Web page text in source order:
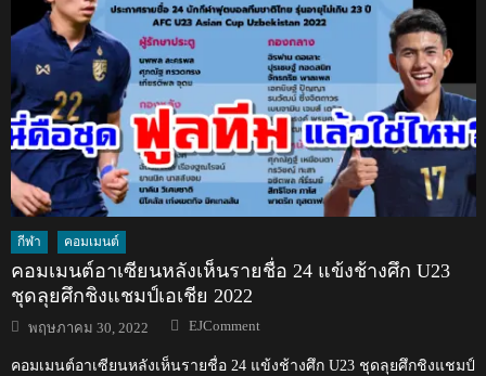
กีฬา คอมเมนต์
คอมเมนต์อาเซียนหลังเห็นรายชื่อ 24 แข้งช้างศึก U23
ชุดลุยศึกชิงแชมป์เอเชีย 2022
Posted
on
พฤษภาคม 30, 2022 Author
EJComment
คอมเมนต์อาเซียนหลังเห็นรายชื่อ 24 แข้งช้างศึก U23 ชุดลุยศึกชิงแชมป์